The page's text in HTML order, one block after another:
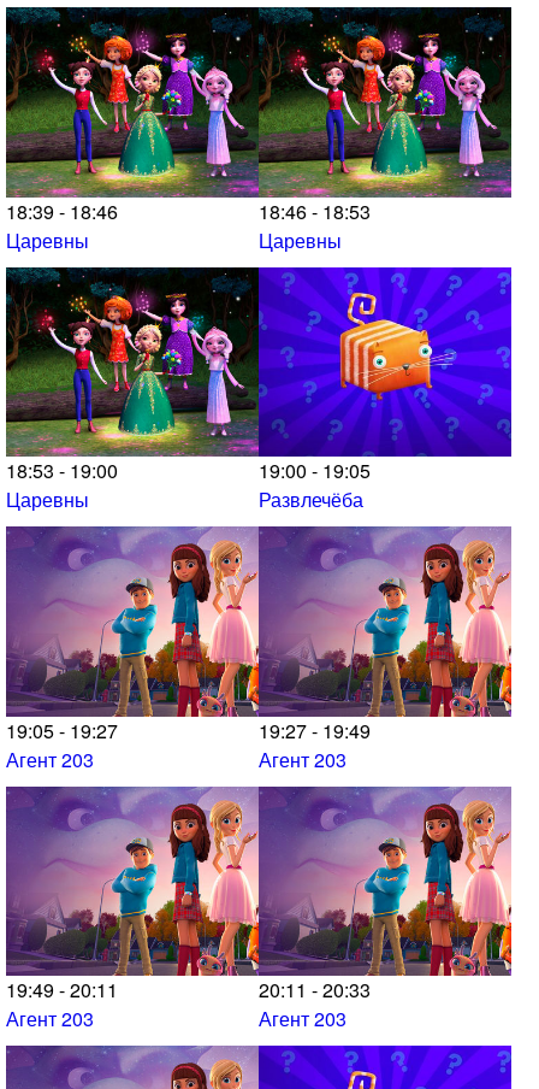
18:39 - 18:46
Царевны
18:46 - 18:53
Царевны
18:53 - 19:00
Царевны
19:00 - 19:05
Развлечёба
19:05 - 19:27
Агент 203
19:27 - 19:49
Агент 203
19:49 - 20:11
Агент 203
20:11 - 20:33
Агент 203